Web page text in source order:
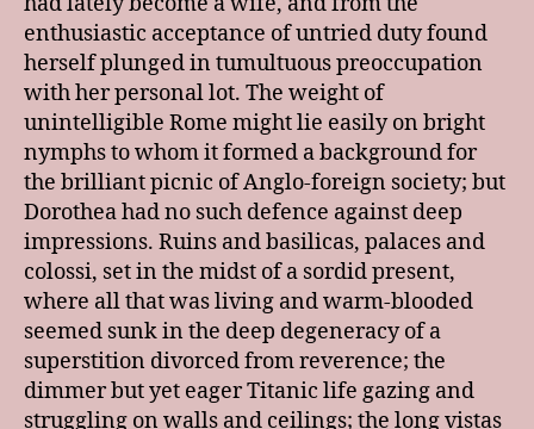
enthusiastic acceptance of untried duty found
herself plunged in tumultuous preoccupation
with her personal lot. The weight of
unintelligible Rome might lie easily on bright
nymphs to whom it formed a background for
the brilliant picnic of Anglo-foreign society; but
Dorothea had no such defence against deep
impressions. Ruins and basilicas, palaces and
colossi, set in the midst of a sordid present,
where all that was living and warm-blooded
seemed sunk in the deep degeneracy of a
superstition divorced from reverence; the
dimmer but yet eager Titanic life gazing and
struggling on walls and ceilings; the long vistas